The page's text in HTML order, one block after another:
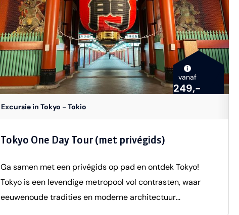
i
vanaf
249,-
Excursie in Tokyo - Tokio
Tokyo One Day Tour (met privégids)
Ga samen met een privégids op pad en ontdek Tokyo!
Tokyo is een levendige metropool vol contrasten, waar
eeuwenoude tradities en moderne architectuur